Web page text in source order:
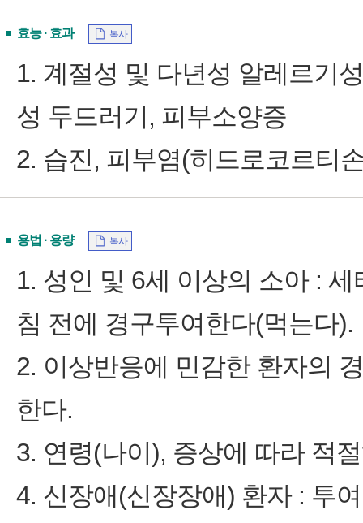
효능 · 효과 복사
1. 계절성 및 다년성 알레르기
성 두드러기, 피부소양증
2. 습진, 피부염(히드로코르티
용법 · 용량 복사
1. 성인 및 6세 이상의 소아 :
침 전에 경구투여한다(먹는다).
2. 이상반응에 민감한 환자의
한다.
3. 연령(나이), 증상에 따라 적
4. 신장애(신장장애) 환자 : 투